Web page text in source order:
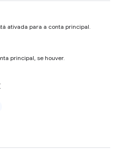
ativada para a conta principal.
principal, se houver.